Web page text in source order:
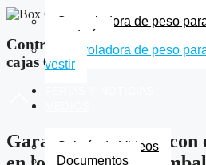
Controladora de peso
ganadería
Controladora de peso
vestir
Galería de Videos
Documentos
Controlador de pesopara
cajas 60.000 Gr.
Garantía operativa con